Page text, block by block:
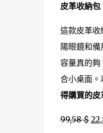
皮革收納
這款皮革收
陽眼鏡和
容量真的
合小桌面。
得購買的皮
99,58 $